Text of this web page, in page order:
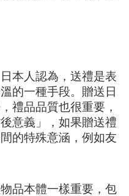
本人認為，送禮是表
的一種手段。贈送日
禮品品質也很重要，
意義」，如果贈送禮
的特殊意涵，例如友
品本體一樣重要，包